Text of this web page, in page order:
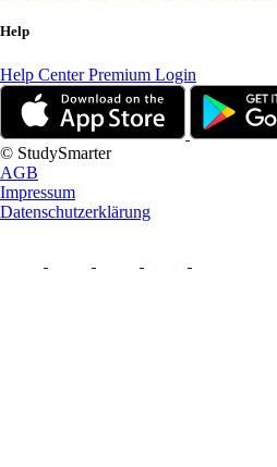
Help
Help CenterPremium Login
© StudySmarter
AGB
Impressum
Datenschutzerklärung